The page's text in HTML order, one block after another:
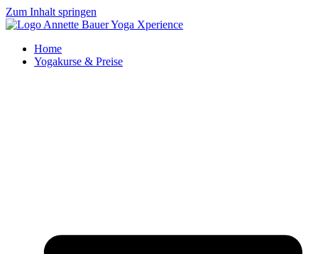
Zum Inhalt springen
Home
Yogakurse & Preise